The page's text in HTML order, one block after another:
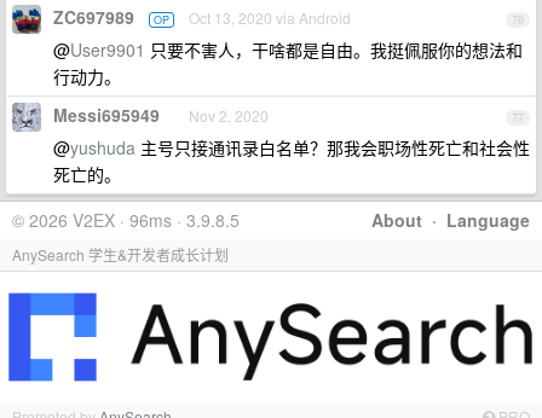
76
ZC697989 OP Oct 13, 2020 via Android
@User9901 只要不害人，干啥都是自由。我挺佩服你的想法和
行动力。
77
Messi695949 Nov 2, 2020
@yushuda 主号只接通讯录白名单？那我会职场性死亡和社会性
死亡的。
About · Language
© 2026 V2EX · 96ms · 3.9.8.5
AnySearch 学生&开发者成长计划